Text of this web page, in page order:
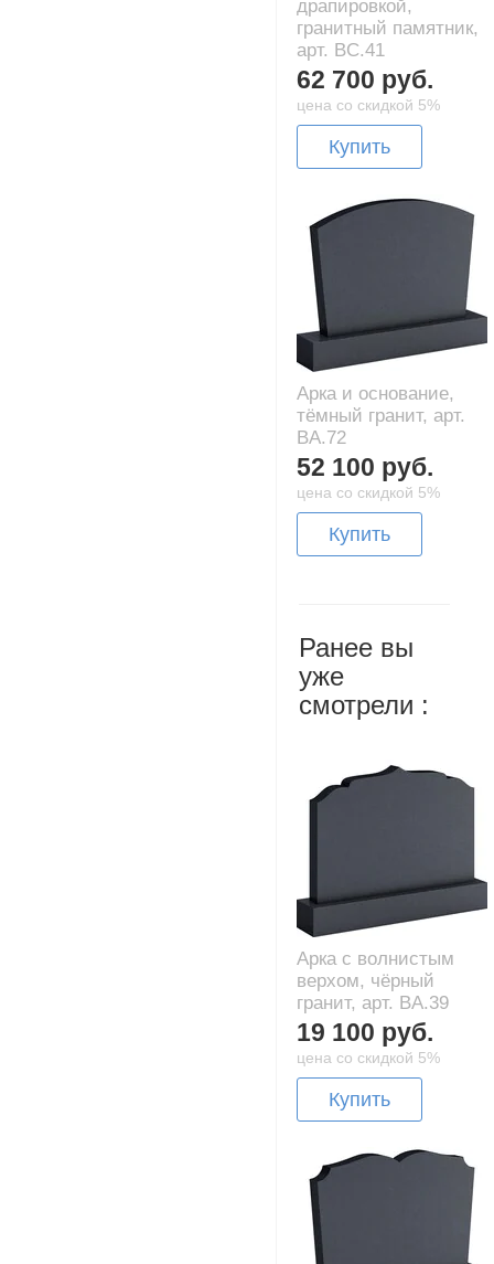
драпировкой,
гранитный памятник,
арт. BC.41
62 700 руб.
цена со скидкой 5%
Купить
Арка и основание,
тёмный гранит, арт.
BA.72
52 100 руб.
цена со скидкой 5%
Купить
Ранее вы
уже
смотрели :
Арка с волнистым
верхом, чёрный
гранит, арт. BA.39
19 100 руб.
цена со скидкой 5%
Купить